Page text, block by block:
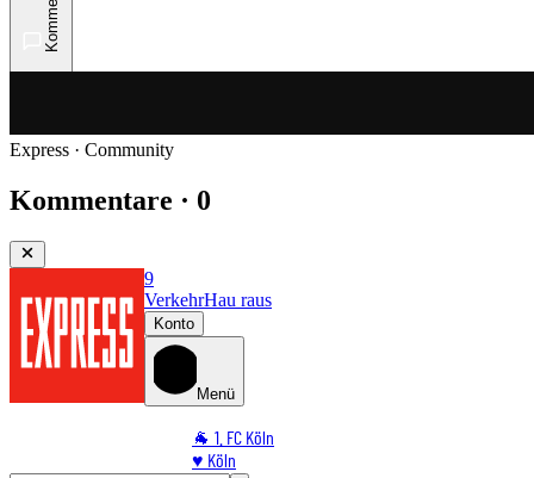
Express · Community
Kommentare · 0
9
VerkehrHau raus
Konto
Menü
🐐 1. FC Köln
♥️ Köln